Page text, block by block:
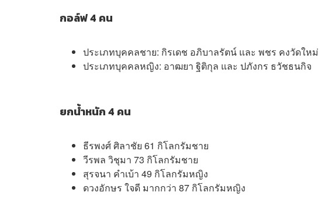
กอล์ฟ 4 คน
ประเภทบุคคลชาย: กิรเดช อภิบาลรัตน์ และ พชร คงวัดใหม่
ประเภทบุคคลหญิง: อาฒยา ฐิติกุล และ ปภังกร ธวัชธนกิจ
ยกน้ำหนัก 4 คน
ธีรพงศ์ ศิลาชัย 61 กิโลกรัมชาย
วีรพล วิชุมา 73 กิโลกรัมชาย
สุรจนา คำเบ้า 49 กิโลกรัมหญิง
ดวงอักษร ใจดี มากกว่า 87 กิโลกรัมหญิง